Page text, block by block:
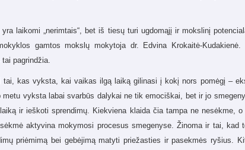
laikomi „nerimtais“, bet iš tiesų turi ugdomąjį ir mokslinį
gamtos mokslų mokytoja dr. Edvina Krokaitė-
pagrindžia.
kas vyksta, kai vaikas ilgą laiką gilinasi į kokį nors pomėgį –
vyksta labai svarbūs dalykai ne tik emociškai, bet ir jo
ir ieškoti sprendimų. Kiekviena klaida čia tampa ne nesėkme,
aktyvina mokymosi procesus smegenyse. Žinoma ir tai, kad
priėmimą bei gebėjimą matyti priežasties ir pasekmės ryšius.